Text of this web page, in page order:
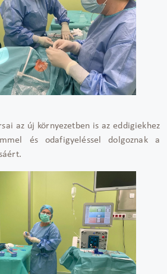
az új környezetben is az eddigiekhez
és odafigyeléssel dolgoznak a